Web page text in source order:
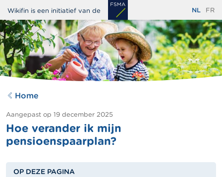
Overslaan
en
naar
de
inhoud
gaan
Wikifin is een initiatief van de NL FR
Home
Aangepast op 19 december 2025
Hoe verander ik mijn
pensioenspaarplan?
OP DEZE PAGINA